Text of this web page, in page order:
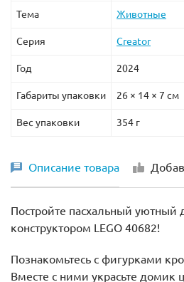
Тема Животные
Серия Creator
Год 2024
Габариты упаковки 26 × 14 × 7 см
Вес упаковки 354 г
Описание товара
Постройте пасхальный уютный
конструктором LEGO 40682!
Познакомьтесь с фигурками
Вместе с ними украсьте домик